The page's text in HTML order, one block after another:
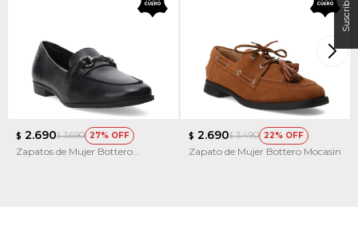
$ 2.690$ 3.690 27
Zapatos de Mujer Bottero
$ 2.690$ 3.490 22
Zapato de Mujer Bottero Mocasin